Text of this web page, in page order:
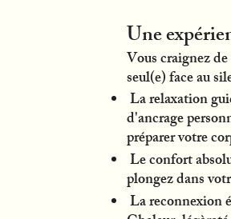
Une
Vous craignez
seul(e) face au
La relaxation
d'ancrage
préparer votre
Le confort
plongez dans
La reconnexion